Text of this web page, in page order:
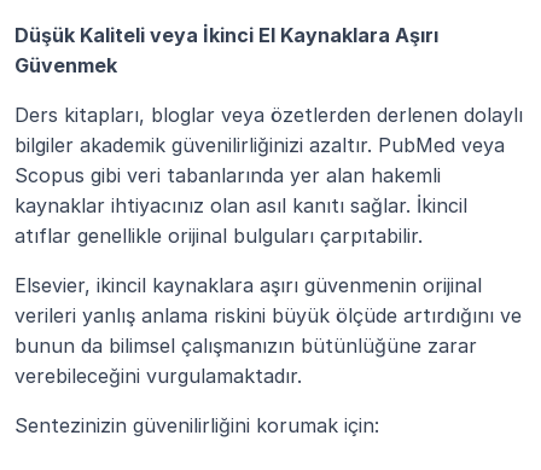
Düşük Kaliteli veya İkinci El Kaynaklara Aşırı
Güvenmek
Ders kitapları, bloglar veya özetlerden derlenen dolaylı
bilgiler akademik güvenilirliğinizi azaltır. PubMed veya
Scopus gibi veri tabanlarında yer alan hakemli
kaynaklar ihtiyacınız olan asıl kanıtı sağlar. İkincil
atıflar genellikle orijinal bulguları çarpıtabilir.
Elsevier, ikincil kaynaklara aşırı güvenmenin orijinal
verileri yanlış anlama riskini büyük ölçüde artırdığını ve
bunun da bilimsel çalışmanızın bütünlüğüne zarar
verebileceğini vurgulamaktadır.
Sentezinizin güvenilirliğini korumak için: